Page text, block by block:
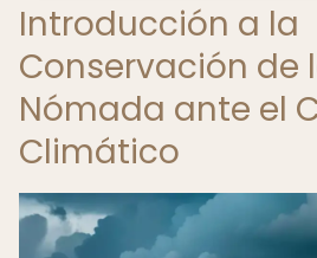
Introducción a la
Conservación de
Nómada ante el
Climático